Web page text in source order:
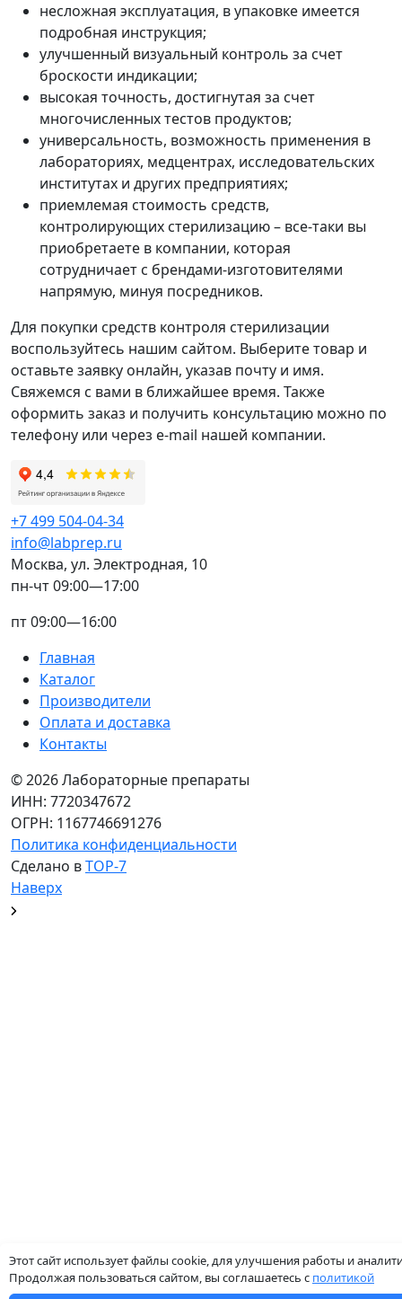
несложная эксплуатация, в упаковке имеется
подробная инструкция;
улучшенный визуальный контроль за счет
броскости индикации;
высокая точность, достигнутая за счет
многочисленных тестов продуктов;
универсальность, возможность применения в
лабораториях, медцентрах, исследовательских
институтах и других предприятиях;
приемлемая стоимость средств,
контролирующих стерилизацию – все-таки вы
приобретаете в компании, которая
сотрудничает с брендами-изготовителями
напрямую, минуя посредников.
Для покупки средств контроля стерилизации
воспользуйтесь нашим сайтом. Выберите товар и
оставьте заявку онлайн, указав почту и имя.
Свяжемся с вами в ближайшее время. Также
оформить заказ и получить консультацию можно по
телефону или через e-mail нашей компании.
Главная
Каталог
Производители
Оплата и доставка
Контакты
+7 499 504-04-34
info@labprep.ru
Москва, ул. Электродная, 10
пн-чт 09:00—17:00
пт 09:00—16:00
© 2026 Лабораторные препараты
ИНН: 7720347672
ОГРН: 1167746691276
Политика конфиденциальности
Сделано вTOP-7
Наверх
Этот сайт использует файлы cookie, для улучшения работы и
Продолжая пользоваться сайтом, вы соглашаетесь с политикой